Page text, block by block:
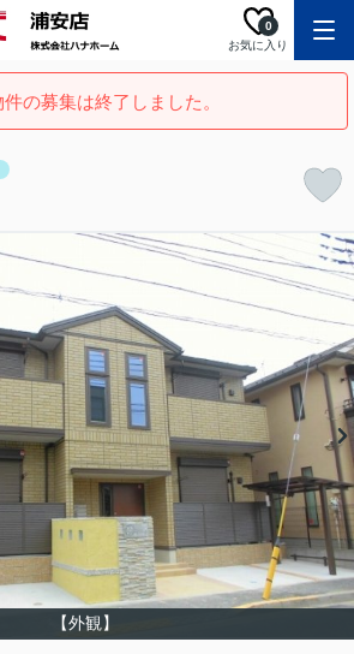
お気に入り
0
件の募集は終了しました。
【外観】